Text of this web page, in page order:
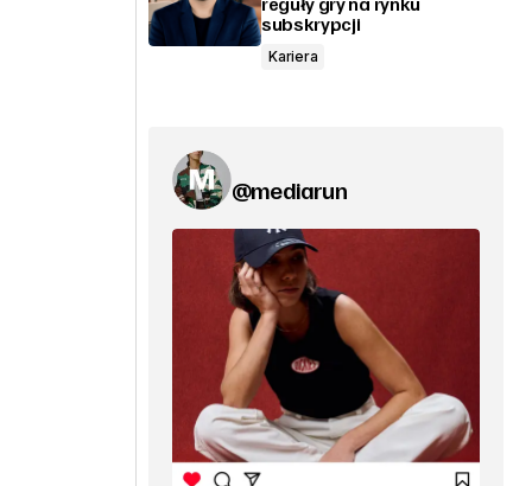
subskrypcji
Kariera
@mediarun